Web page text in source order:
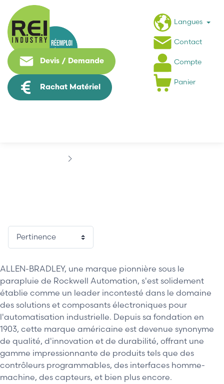
Devis / Demande
Rachat Matériel
Langues
Contact
Compte
Panier
ALLEN-BRADLEY, une marque pionnière sous le
parapluie de Rockwell Automation, s'est solidement
établie comme un leader incontesté dans le domaine
des solutions et composants électroniques pour
l'automatisation industrielle. Depuis sa fondation en
1903, cette marque américaine est devenue synonyme
de qualité, d'innovation et de durabilité, offrant une
gamme impressionnante de produits tels que des
contrôleurs programmables, des interfaces homme-
machine, des capteurs, et bien plus encore.